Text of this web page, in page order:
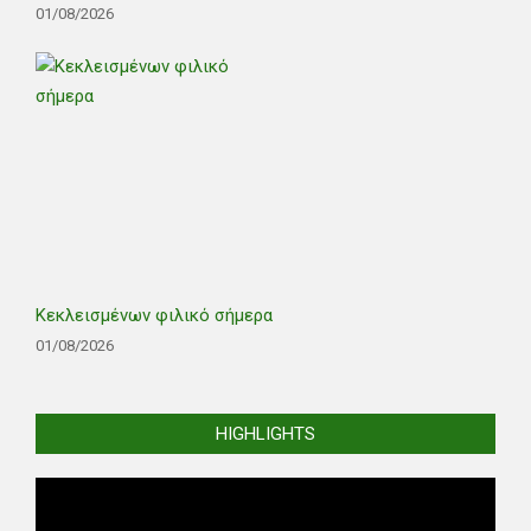
01/08/2026
Κεκλεισμένων φιλικό σήμερα
01/08/2026
HIGHLIGHTS